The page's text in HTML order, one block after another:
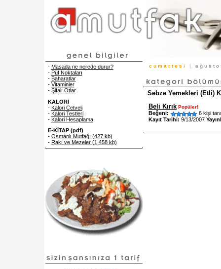
- Masada ne nerede durur?
- Püf Noktaları
- Baharatlar
- Vitaminler
- Şifalı Otlar
KALORİ
- Kalori Cetveli
- Kalori Testleri
- Kalori Hesaplama
E-KİTAP (pdf)
- Osmanlı Mutfağı (427 kb)
- Rakı ve Mezeler (1,458 kb)
c u m a r t e s i | a ğ u s t
Sebze Yemekleri (Etli)
Beli Kırık Popüler!
Beğeni:
6 kişi
Kayıt Tarihi: 9/13/2007